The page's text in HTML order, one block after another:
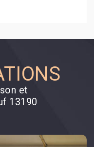
et
13190